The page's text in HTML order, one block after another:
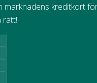
marknadens kreditkort
rätt!